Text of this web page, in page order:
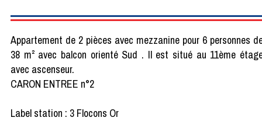
Appartement de 2 pièces avec mezzanine pour 6 personnes
38 m² avec balcon orienté Sud . Il est situé au 11ème
avec ascenseur.
CARON ENTREE n°2
Label station : 3 Flocons Or